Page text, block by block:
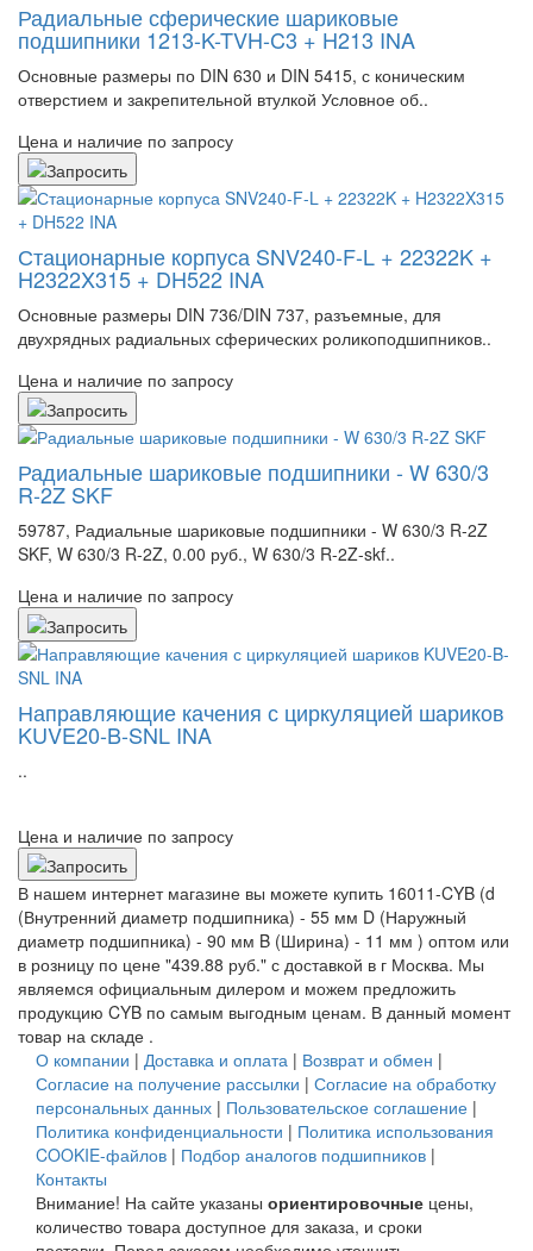
Радиальные сферические шариковые
подшипники 1213-K-TVH-C3 + H213 INA
Основные размеры по DIN 630 и DIN 5415, с коническим
отверстием и закрепительной втулкой Условное об..
Цена и наличие по запросу
Стационарные корпуса SNV240-F-L + 22322K +
H2322X315 + DH522 INA
Основные размеры DIN 736/DIN 737, разъемные, для
двухрядных радиальных сферических роликоподшипников..
Цена и наличие по запросу
Радиальные шариковые подшипники - W 630/3
R-2Z SKF
59787, Радиальные шариковые подшипники - W 630/3 R-2Z
SKF, W 630/3 R-2Z, 0.00 руб., W 630/3 R-2Z-skf..
Цена и наличие по запросу
Направляющие качения с циркуляцией шариков
KUVE20-B-SNL INA
..
Цена и наличие по запросу
В нашем интернет магазине вы можете купить 16011-CYB (d
(Внутренний диаметр подшипника) - 55 мм D (Наружный
диаметр подшипника) - 90 мм B (Ширина) - 11 мм ) оптом или
в розницу по цене "439.88 руб." с доставкой в г Москва. Мы
являемся официальным дилером и можем предложить
продукцию CYB по самым выгодным ценам. В данный момент
товар на складе .
О компании | Доставка и оплата | Возврат и обмен |
Согласие на получение рассылки | Согласие на обработку
персональных данных | Пользовательское соглашение |
Политика конфиденциальности | Политика использования
COOKIE-файлов | Подбор аналогов подшипников |
Контакты
Внимание! На сайте указаны ориентировочные цены,
количество товара доступное для заказа, и сроки